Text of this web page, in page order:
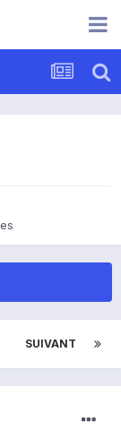
SUIVANT